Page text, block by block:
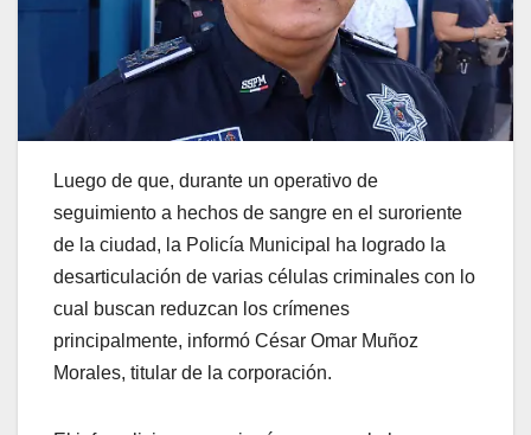
Luego de que, durante un operativo de
seguimiento a hechos de sangre en el suroriente
de la ciudad, la Policía Municipal ha logrado la
desarticulación de varias células criminales con lo
cual buscan reduzcan los crímenes
principalmente, informó César Omar Muñoz
Morales, titular de la corporación.